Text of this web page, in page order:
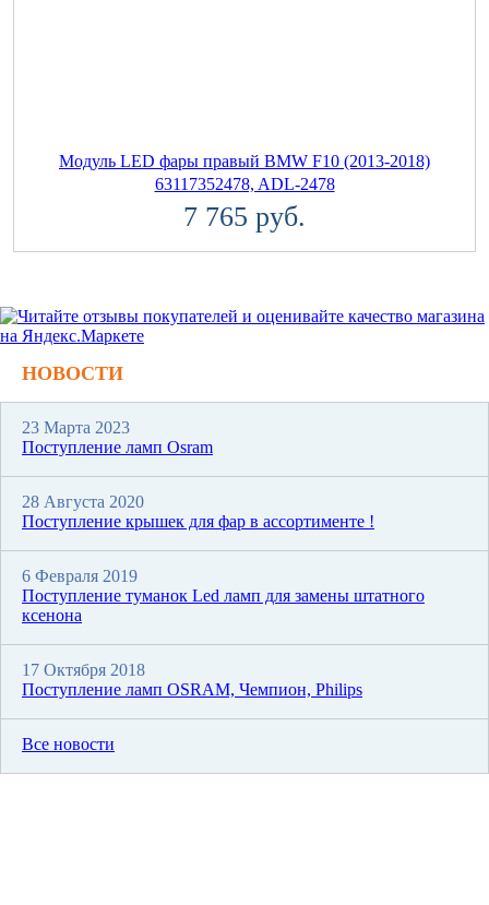
Модуль LED фары правый BMW F10 (2013-2018)
63117352478, ADL-2478
7 765 руб.
НОВОСТИ
23 Марта 2023
Поступление ламп Osram
28 Августа 2020
Поступление крышек для фар в ассортименте !
6 Февраля 2019
Поступление туманок Led ламп для замены штатного
ксенона
17 Октября 2018
Поступление ламп OSRAM, Чемпион, Philips
Все новости